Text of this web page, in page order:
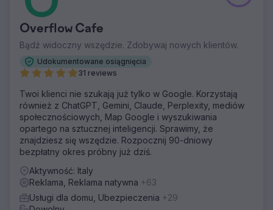
Overflow Cafe
Bądź widoczny wszędzie. Zdobywaj nowych klientów.
Udokumentowane osiągnięcia
31 reviews
Twoi klienci nie szukają już tylko w Google. Korzystają
również z ChatGPT, Gemini, Claude, Perplexity, mediów
społecznościowych, Map Google i wyszukiwania
opartego na sztucznej inteligencji. Sprawimy, że
znajdziesz się wszędzie. Rozpocznij 90-dniowy
bezpłatny okres próbny już dziś.
Aktywność: Italy
Reklama, Reklama natywna +63
Usługi dla domu, Ubezpieczenia +29